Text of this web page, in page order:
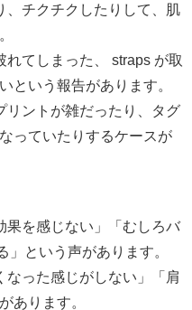
、チクチクしたりして、肌
れてしまった、 straps が取
という報告があります。
リントが雑だったり、タグ
っていたりするケースが
果を感じない」「むしろバ
」という声があります。
なった感じがしない」「肩
あります。